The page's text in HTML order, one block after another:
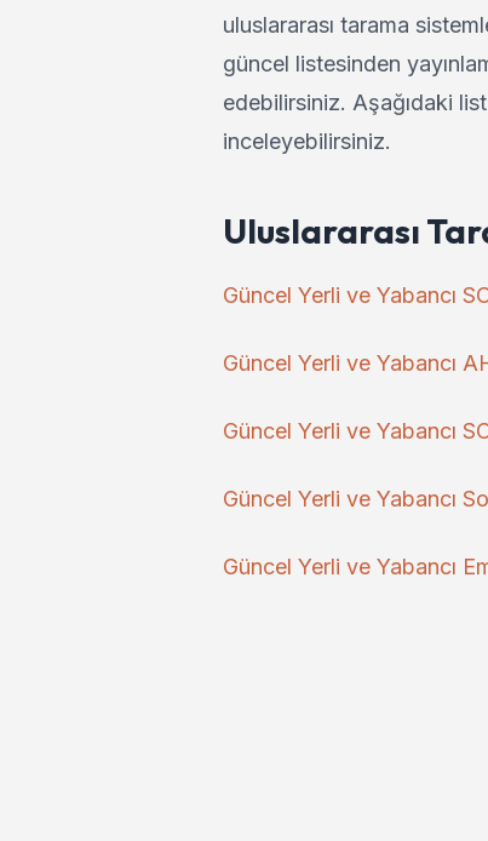
uluslararası tarama
güncel listesinden
edebilirsiniz. Aşağıdaki
inceleyebilirsiniz.
Uluslararası
Güncel Yerli ve Yabancı
Güncel Yerli ve Yabancı
Güncel Yerli ve Yabancı
Güncel Yerli ve Yabancı
Güncel Yerli ve Yabancı